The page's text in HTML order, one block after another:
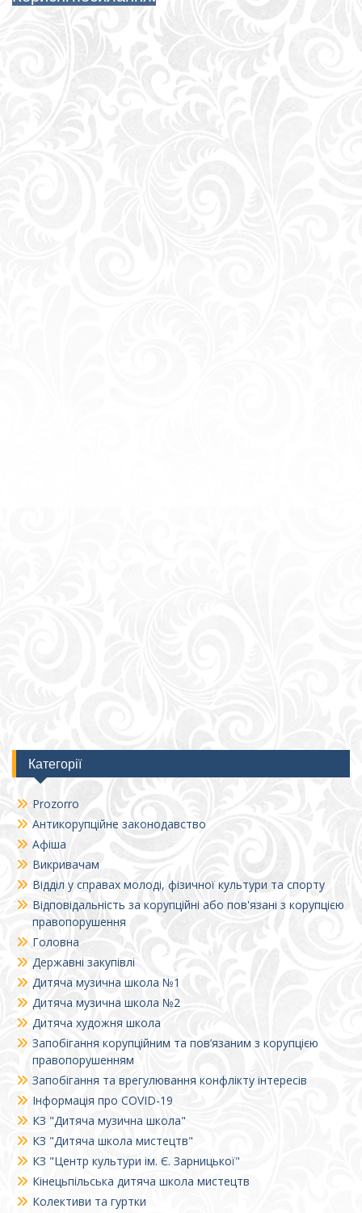
Категорії
Prozorro
Антикорупційне законодавство
Афіша
Викривачам
Відділ у справах молоді, фізичної культури та спорту
Відповідальність за корупційні або пов'язані з корупцією
правопорушення
Головна
Державні закупівлі
Дитяча музична школа №1
Дитяча музична школа №2
Дитяча художня школа
Запобігання корупційним та пов’язаним з корупцією
правопорушенням
Запобігання та врегулювання конфлікту інтересів
Інформація про COVID-19
КЗ "Дитяча музична школа"
КЗ "Дитяча школа мистецтв"
КЗ "Центр культури ім. Є. Зарницької"
Кінецьпільська дитяча школа мистецтв
Колективи та гуртки